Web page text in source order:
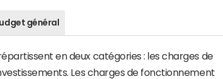
général
en deux catégories : les charges de
Les charges de fonctionnement